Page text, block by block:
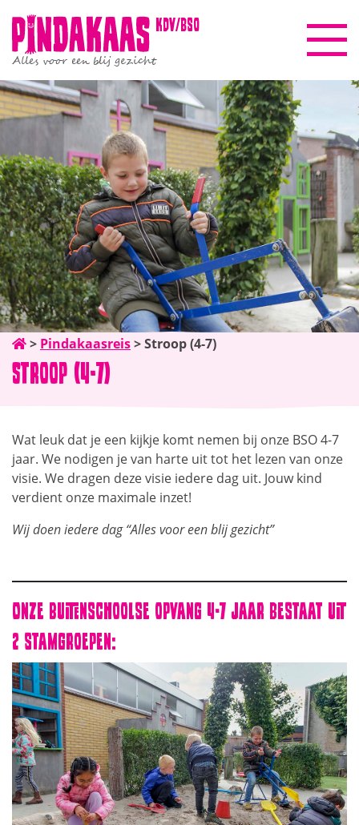
kdv/bso
Alles voor een blij gezicht
Pindakaasreis
Informatie
Beleid & kwaliteit
Gezinscoach
Nieuws
> Pindakaasreis>Stroop (4-7)
Stroop (4-7)
Wat leuk dat je een kijkje komt nemen bij onze BSO 4-7
jaar. We nodigen je van harte uit tot het lezen van onze
visie. We dragen deze visie iedere dag uit. Jouw kind
verdient onze maximale inzet!
Wij doen iedere dag “Alles voor een blij gezicht”
Onze Buitenschoolse opvang 4-7 jaar bestaat uit
2 stamgroepen: